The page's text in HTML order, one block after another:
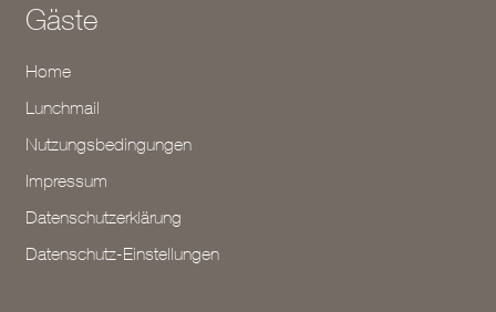
Gäste
Home
Lunchmail
Nutzungsbedingungen
Impressum
Datenschutzerklärung
Datenschutz-Einstellungen